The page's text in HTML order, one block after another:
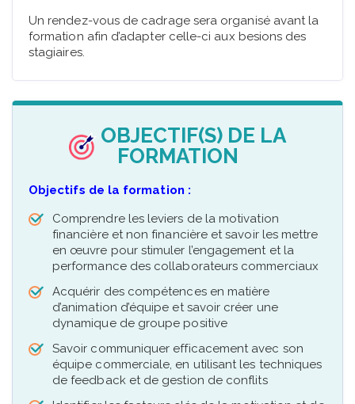
Un rendez-vous de cadrage sera organisé avant la
formation afin d’adapter celle-ci aux besions des
stagiaires.
OBJECTIF(S) DE LA
FORMATION
Objectifs de la formation :
Comprendre les leviers de la motivation
financière et non financière et savoir les mettre
en œuvre pour stimuler l’engagement et la
performance des collaborateurs commerciaux
Acquérir des compétences en matière
d’animation d’équipe et savoir créer une
dynamique de groupe positive
Savoir communiquer efficacement avec son
équipe commerciale, en utilisant les techniques
de feedback et de gestion de conflits